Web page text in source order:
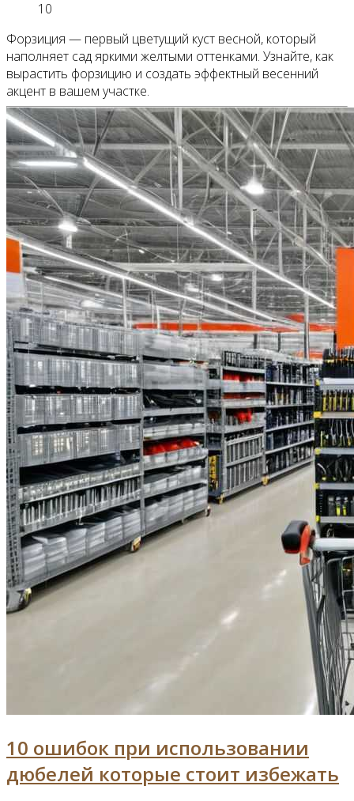
10
Форзиция — первый цветущий куст весной, который
наполняет сад яркими желтыми оттенками. Узнайте, как
вырастить форзицию и создать эффектный весенний
акцент в вашем участке.
10 ошибок при использовании
дюбелей которые стоит избежать